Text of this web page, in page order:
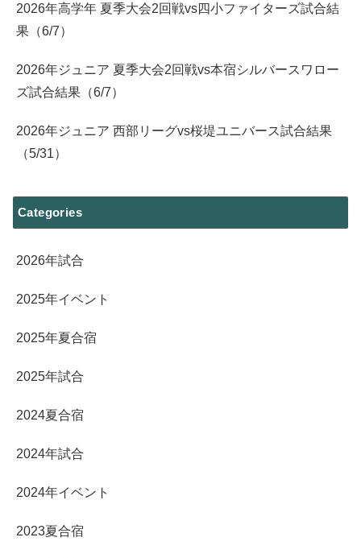
2026年高学年 夏季大会2回戦vs四小ファイターズ試合結
果（6/7）
2026年ジュニア 夏季大会2回戦vs本宿シルバースワロー
ズ試合結果（6/7）
2026年ジュニア 西部リーグvs桜堤ユニバース試合結果
（5/31）
Categories
2026年試合
2025年イベント
2025年夏合宿
2025年試合
2024夏合宿
2024年試合
2024年イベント
2023夏合宿